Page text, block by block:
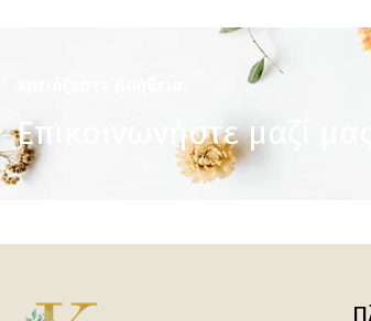
Επικοινωνήστε μαζί μας